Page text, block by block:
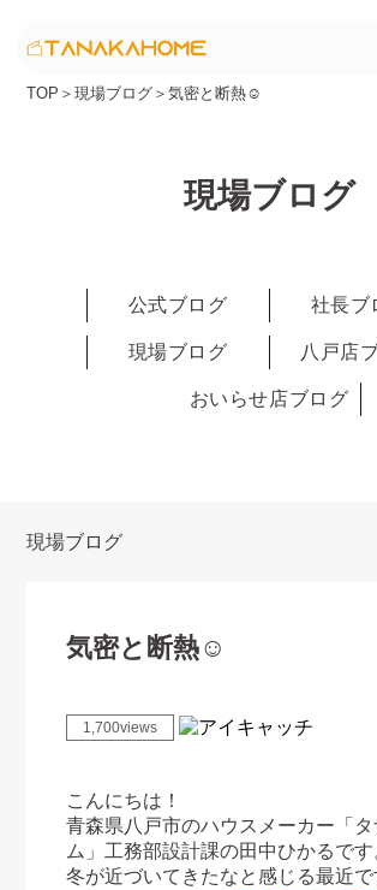
TOP ＞現場ブログ ＞気密と断熱☺
現場ブログ
公式ブログ 社長ブ
現場ブログ 八戸店
おいらせ店ブログ
現場ブログ
気密と断熱☺
1,700views
こんにちは！
青森県八戸市のハウスメーカー「
ム」工務部設計課の田中ひかるです
冬が近づいてきたなと感じる最近で